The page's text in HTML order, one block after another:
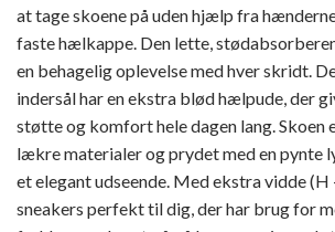
at tage skoene på uden hjælp fra
faste hælkappe. Den lette,
en behagelig oplevelse med hver skridt.
indersål har en ekstra blød hælpude, der
støtte og komfort hele dagen lang. Skoen
lækre materialer og prydet med en pynte
et elegant udseende. Med ekstra vidde (H
sneakers perfekt til dig, der har brug for